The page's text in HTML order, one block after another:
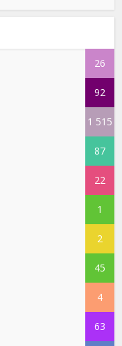
26
92
1 515
87
22
1
2
45
4
63